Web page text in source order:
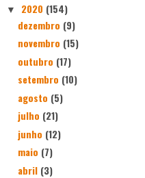
▼ 2020 (154)
dezembro (9)
novembro (15)
outubro (17)
setembro (10)
agosto (5)
julho (21)
junho (12)
maio (7)
abril (3)